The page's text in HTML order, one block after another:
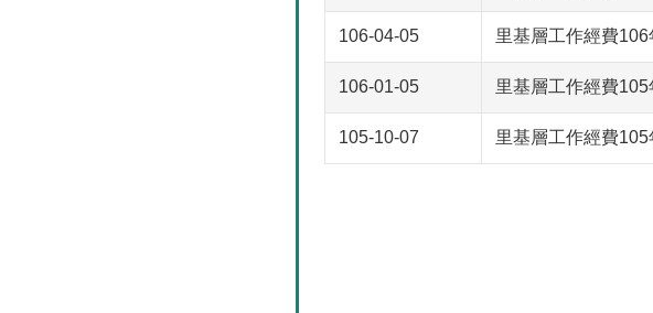
106-04-05 里基層工作經費
106-01-05 里基層工作經費
105-10-07 里基層工作經費